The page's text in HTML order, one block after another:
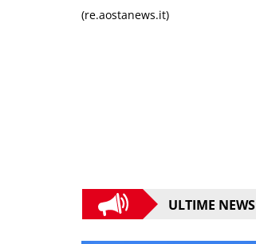
(re.aostanews.it)
ULTIME NEWS